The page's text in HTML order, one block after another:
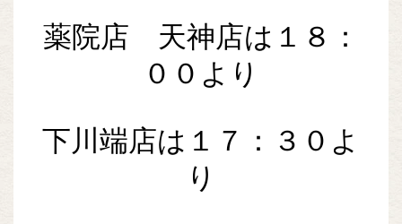
薬院店 天神店は１８：
００より
下川端店は１７：３０よ
り